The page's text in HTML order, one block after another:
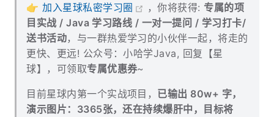
👉加入星球私密学习圈 ，你将获得: 专属的项
目实战 / Java 学习路线 / 一对一提问 / 学习打卡/
送书活动，与一群热爱学习的小伙伴一起，将走的
更快、更远! 公众号：小哈学Java, 回复【星
球】，可领取专属优惠券~
目前星球内第一个实战项目， 已输出 80w+ 字，
演示图片：3365张，还在持续爆肝中，目标将